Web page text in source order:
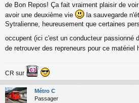
g
e
n
n
l
de Bon Repos! Ça fait vraiment plaisir de
avoir une deuxième vie
la sauvegarde
Sytralienne, heureusement que certaines
occupent (ici c'est un conducteur passionné
de retrouver des repreneurs pour ce matériel
CR sur
Métro C
Passager